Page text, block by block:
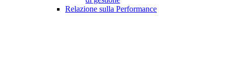
Relazione sulla Performance